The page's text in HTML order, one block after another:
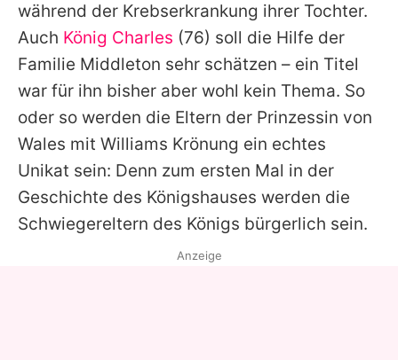
während der Krebserkrankung ihrer Tochter.
Auch König Charles (76) soll die Hilfe der
Familie Middleton sehr schätzen – ein Titel
war für ihn bisher aber wohl kein Thema. So
oder so werden die Eltern der Prinzessin von
Wales mit Williams Krönung ein echtes
Unikat sein: Denn zum ersten Mal in der
Geschichte des Königshauses werden die
Schwiegereltern des Königs bürgerlich sein.
Anzeige